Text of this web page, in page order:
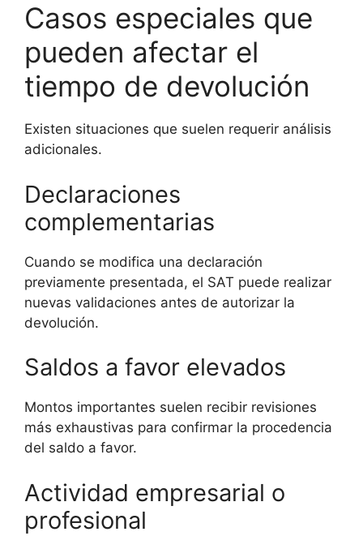
Casos especiales que
pueden afectar el
tiempo de devolución
Existen situaciones que suelen requerir análisis
adicionales.
Declaraciones
complementarias
Cuando se modifica una declaración
previamente presentada, el SAT puede realizar
nuevas validaciones antes de autorizar la
devolución.
Saldos a favor elevados
Montos importantes suelen recibir revisiones
más exhaustivas para confirmar la procedencia
del saldo a favor.
Actividad empresarial o
profesional